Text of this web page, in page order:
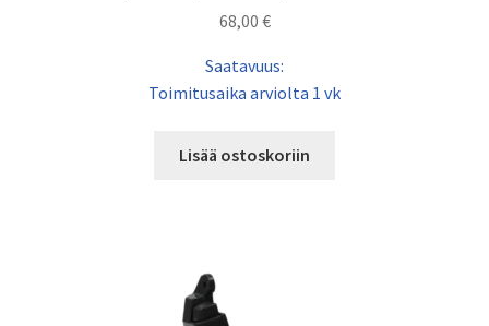
68,00 €
Saatavuus:
Toimitusaika arviolta 1 vk
Lisää ostoskoriin